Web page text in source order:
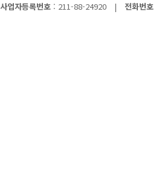
사업자등록번호 : 211-88-24920 | 전화번호